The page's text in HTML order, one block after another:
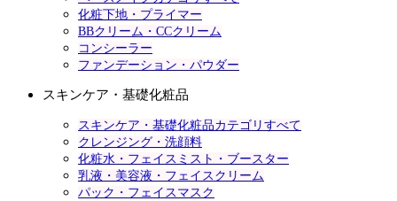
化粧下地・プライマー
BBクリーム・CCクリーム
コンシーラー
ファンデーション・パウダー
スキンケア・基礎化粧品
スキンケア・基礎化粧品カテゴリすべて
クレンジング・洗顔料
化粧水・フェイスミスト・ブースター
乳液・美容液・フェイスクリーム
パック・フェイスマスク